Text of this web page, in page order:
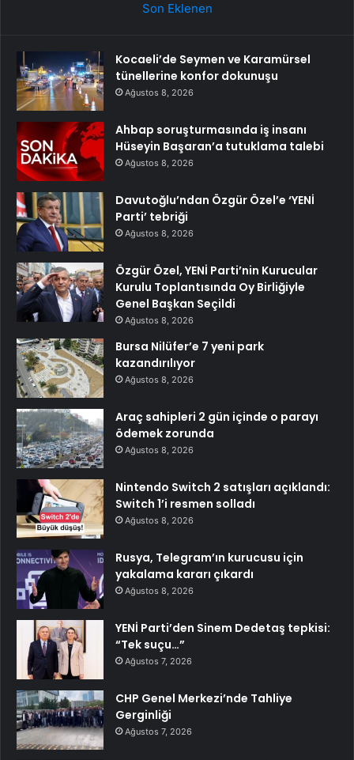
Son Eklenen
Kocaeli’de Seymen ve Karamürsel
tünellerine konfor dokunuşu
Ağustos 8, 2026
Ahbap soruşturmasında iş insanı
Hüseyin Başaran’a tutuklama talebi
Ağustos 8, 2026
Davutoğlu’ndan Özgür Özel’e ‘YENİ
Parti’ tebriği
Ağustos 8, 2026
Özgür Özel, YENİ Parti’nin Kurucular
Kurulu Toplantısında Oy Birliğiyle
Genel Başkan Seçildi
Ağustos 8, 2026
Bursa Nilüfer’e 7 yeni park
kazandırılıyor
Ağustos 8, 2026
Araç sahipleri 2 gün içinde o parayı
ödemek zorunda
Ağustos 8, 2026
Nintendo Switch 2 satışları açıklandı:
Switch 1’i resmen solladı
Ağustos 8, 2026
Rusya, Telegram’ın kurucusu için
yakalama kararı çıkardı
Ağustos 8, 2026
YENİ Parti’den Sinem Dedetaş tepkisi:
“Tek suçu…”
Ağustos 7, 2026
CHP Genel Merkezi’nde Tahliye
Gerginliği
Ağustos 7, 2026